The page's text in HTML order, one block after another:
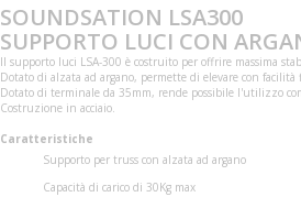
SOUNDSATION LSA300
SUPPORTO LUCI CON
Il supporto luci LSA-300 è costruito per offrire massima
Dotato di alzata ad argano, permette di elevare con
Dotato di terminale da 35mm, rende possibile l'utilizzo
Costruzione in acciaio.
Caratteristiche
Supporto per truss con alzata ad argano
Capacità di carico di 30Kg max